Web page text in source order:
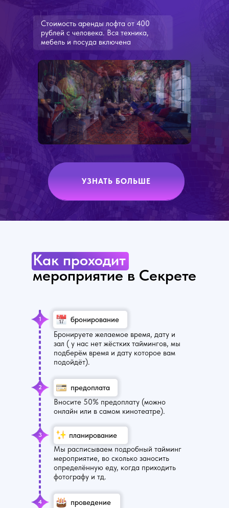
Стоимость аренды лофта от 400
рублей с человека. Вся техника,
мебель и посуда включена
УЗНАТЬ БОЛЬШЕ
бронирование
Бронируете желаемое время, дату и
зал ( у нас нет жёстких таймингов, мы
подберём время и дату которое вам
подойдёт).
предоплата
Вносите 50% предоплату (можно
онлайн или в самом кинотеатре).
планирование
Мы расписываем подробный тайминг
мероприятие, во сколько заносить
определённую еду, когда приходить
фотографу и тд.
проведение
1
2
3
4
Как проходит
мероприятие в Секрете